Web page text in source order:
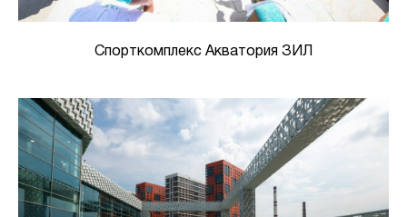
Спорткомплекс Акватория ЗИЛ